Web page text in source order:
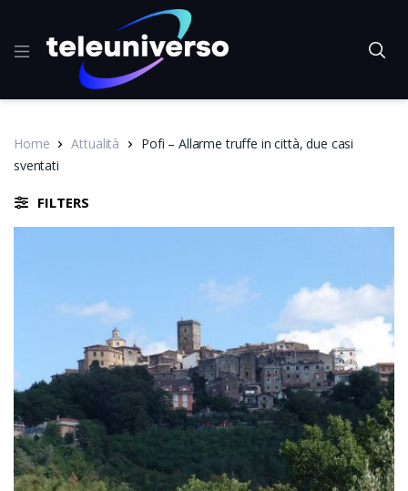
Home Attualità
Pofi – Allarme truffe in città, due casi
sventati
FILTERS